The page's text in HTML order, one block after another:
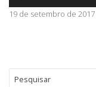
áudio
19 de setembro de